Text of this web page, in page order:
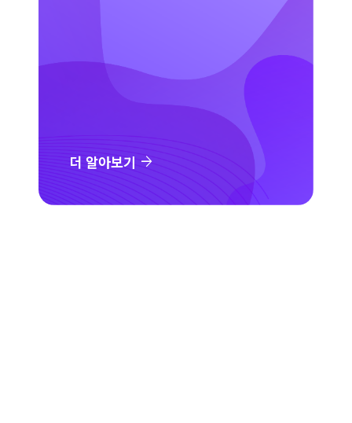
더 알아보기 arrow_forward